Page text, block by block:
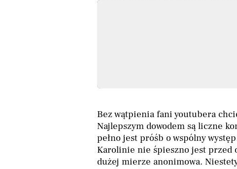
Bez wątpienia fani youtubera
Najlepszym dowodem są liczne
pełno jest próśb o wspólny
Karolinie nie śpieszno jest przed
dużej mierze anonimowa.